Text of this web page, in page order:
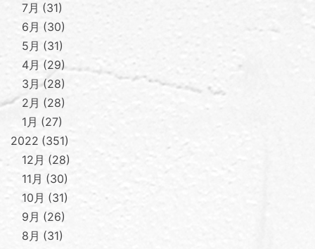
7月
31
6月
30
5月
31
4月
29
3月
28
2月
28
1月
27
2022 351
12月
28
11月
30
10月
31
9月
26
8月
31